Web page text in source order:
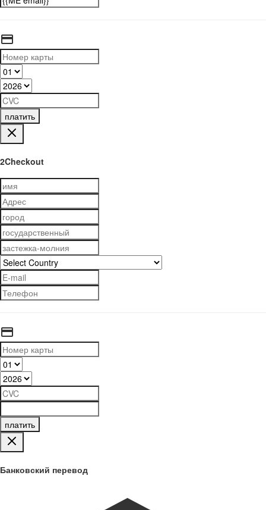
платить
2Checkout
платить
Банковский перевод